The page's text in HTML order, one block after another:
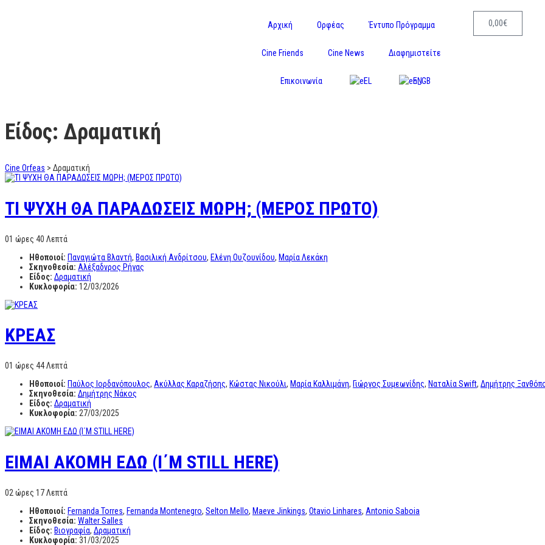
Αρχική Ορφέας Έντυπο Πρόγραμμα
Cine Friends Cine News Διαφημιστείτε
Επικοινωνία EL EN
0,00€
Είδος: Δραματική
Cine Orfeas > Δραματική
TI ΨΥΧΗ ΘΑ ΠΑΡΑΔΩΣΕΙΣ ΜΩΡΗ; (ΜΕΡΟΣ ΠΡΩΤΟ)
01 ώρες 40 Λεπτά
Ηθοποιοί: Παναγιώτα Βλαντή, Βασιλική Ανδρίτσου, Ελένη Ουζουνίδου, Μαρία Λεκάκη
Σκηνοθεσία: Αλέξαδνρος Ρήγας
Είδος: Δραματική
Κυκλοφορία: 12/03/2026
ΚΡΕΑΣ
01 ώρες 44 Λεπτά
Ηθοποιοί: Παύλος Ιορδανόπουλος, Ακύλλας Καραζήσης, Κώστας Νικούλι, Μαρία Καλλιμάνη, Γιώργος Συμεωνίδης, Ναταλία Swift, Δημήτρης
Σκηνοθεσία: Δημήτρης Νάκος
Είδος: Δραματική
Κυκλοφορία: 27/03/2025
EIMAI AKOMH ΕΔΩ (Ι΄Μ STILL HERE)
02 ώρες 17 Λεπτά
Ηθοποιοί: Fernanda Torres, Fernanda Montenegro, Selton Mello, Maeve Jinkings, Otavio Linhares, Αntonio Saboia
Σκηνοθεσία: Walter Salles
Είδος: Βιογραφία, Δραματική
Κυκλοφορία: 31/03/2025